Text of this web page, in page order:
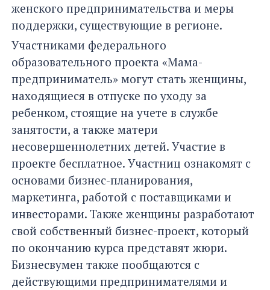
женского предпринимательства и меры
поддержки, существующие в регионе.
Участниками федерального
образовательного проекта «Мама-
предприниматель» могут стать женщины,
находящиеся в отпуске по уходу за
ребенком, стоящие на учете в службе
занятости, а также матери
несовершеннолетних детей. Участие в
проекте бесплатное. Участниц ознакомят с
основами бизнес-планирования,
маркетинга, работой с поставщиками и
инвесторами. Также женщины разработают
свой собственный бизнес-проект, который
по окончанию курса представят жюри.
Бизнесвумен также пообщаются с
действующими предпринимателями и